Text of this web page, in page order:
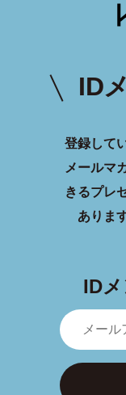
ID
登録して
メールマ
きるプレ
ありま
ID